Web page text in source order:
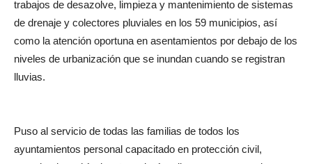
trabajos de desazolve, limpieza y mantenimiento de sistemas
de drenaje y colectores pluviales en los 59 municipios, así
como la atención oportuna en asentamientos por debajo de los
niveles de urbanización que se inundan cuando se registran
lluvias.
Puso al servicio de todas las familias de todos los
ayuntamientos personal capacitado en protección civil,